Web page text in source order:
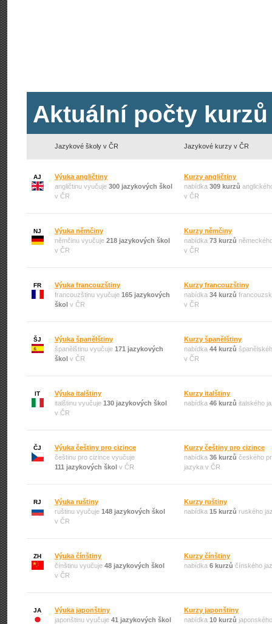
Aktuální počty
Jazykové školy v ČR Jazykové kurzy v ČR
AJ
Výuka angličtiny
angličtinu vyučuje 300 jazykových škol
v ČR
Kurzy angličtiny
nabídka 309 kurzů
v ČR
NJ
Výuka němčiny
němčinu vyučuje 218 jazykových škol
v ČR
Kurzy němčiny
nabídka 73 kurzů
v ČR
FR
Výuka francouzštiny
francouzštinu vyučuje 165 jazykových
škol v ČR
Kurzy francouzštiny
nabídka 34 kurzů
v ČR
ŠJ
Výuka španělštiny
španělštinu vyučuje 171 jazykových
škol v ČR
Kurzy španělštiny
nabídka 44 kurzů
v ČR
IT
Výuka italštiny
italštinu vyučuje 130 jazykových škol
v ČR
Kurzy italštiny
nabídka 46 kurzů italského
ČJ
Výuka češtiny pro cizince
češtinu pro cizince vyučuje
111 jazykových škol v ČR
Kurzy češtiny pro cizince
nabídka 36 kurzů českého
jazyka v ČR
RJ
Výuka ruštiny
ruštinu vyučuje 148 jazykových škol
v ČR
Kurzy ruštiny
nabídka 15 kurzů ruského
ZH
Výuka čínštiny
čínštinu vyučuje 48 jazykových škol
v ČR
Kurzy čínštiny
nabídka 6 kurzů čínského
JA
Výuka japonštiny
japonštinu vyučuje 41 jazykových škol
Kurzy japonštiny
nabídka 10 kurzů